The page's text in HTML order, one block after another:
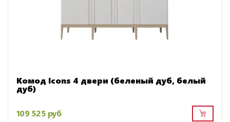
Комод Icons 4 двери (беленый дуб, белый
дуб)
109 525 руб